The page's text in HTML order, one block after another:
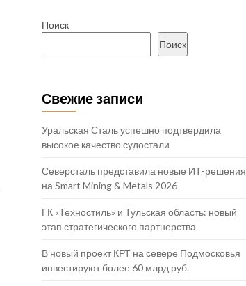
Поиск
Поиск
Свежие записи
Уральская Сталь успешно подтвердила
высокое качество судостали
Северсталь представила новые ИТ-решения
на Smart Mining & Metals 2026
ГК «Техностиль» и Тульская область: новый
этап стратегического партнерства
В новый проект КРТ на севере Подмосковья
инвестируют более 60 млрд руб.